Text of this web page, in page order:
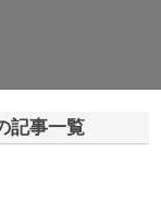
記事一覧